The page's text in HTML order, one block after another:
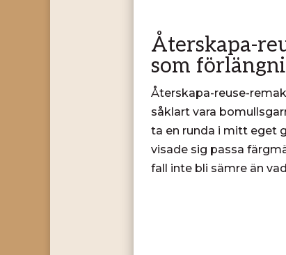
Återskapa-
som
Återskapa-reuse-
såklart vara
ta en runda i mitt eget
visade sig passa
fall inte bli sämre än